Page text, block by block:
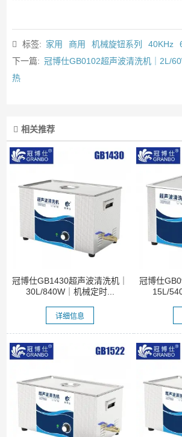
标签: 家用 商用 机械旋钮系列 40KHz
下一篇: 冠博仕GB0102超声波清洗机｜2L/
热
相关推荐
冠博仕GB1430超声波清洗机｜
30L/840W｜机械定时...
详细信息
冠博仕
15L/